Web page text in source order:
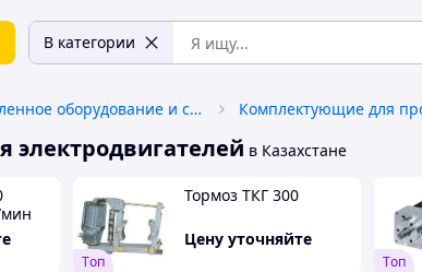
В категории
Промышленное оборудование и станки
в Казахстане
мин
Tоп
Тормоз ТКГ 300
Цену уточняйте
Tоп